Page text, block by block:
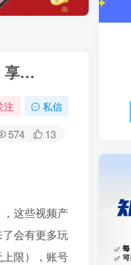
享…
注 私信
574 13
这些视频产
会有更多玩
限），账号